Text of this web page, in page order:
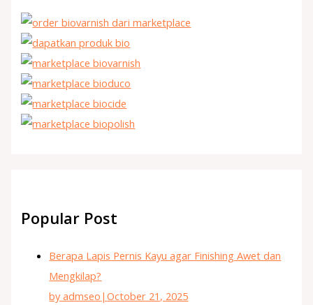
Popular Post
Berapa Lapis Pernis Kayu agar Finishing Awet dan
Mengkilap?
by admseo |October 21, 2025